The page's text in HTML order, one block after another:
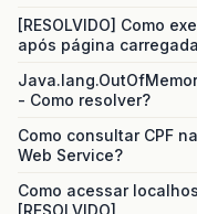
[RESOLVIDO] Como
após página carregada
- Como resolver?
Como consultar CPF
Web Service?
Como acessar
[RESOLVIDO]